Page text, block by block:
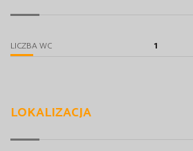
LICZBA WC 1
LOKALIZACJA